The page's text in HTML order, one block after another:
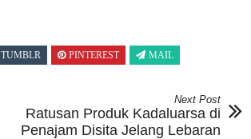
TUMBLR PINTEREST MAIL
Next Post
Ratusan Produk Kadaluarsa di
Penajam Disita Jelang Lebaran